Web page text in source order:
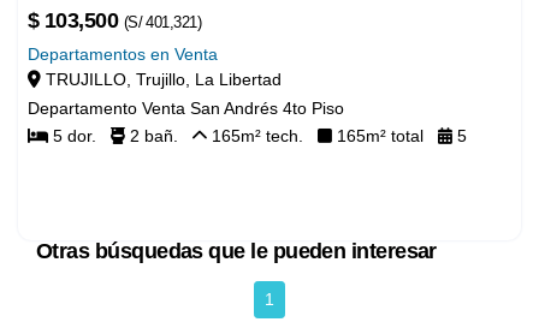
$ 103,500
Departamentos en Venta
TRUJILLO, Trujillo, La Libertad
Departamento Venta San Andrés 4to Piso
5 dor. 2 bañ. 165m² tech. 165m² total 5
1